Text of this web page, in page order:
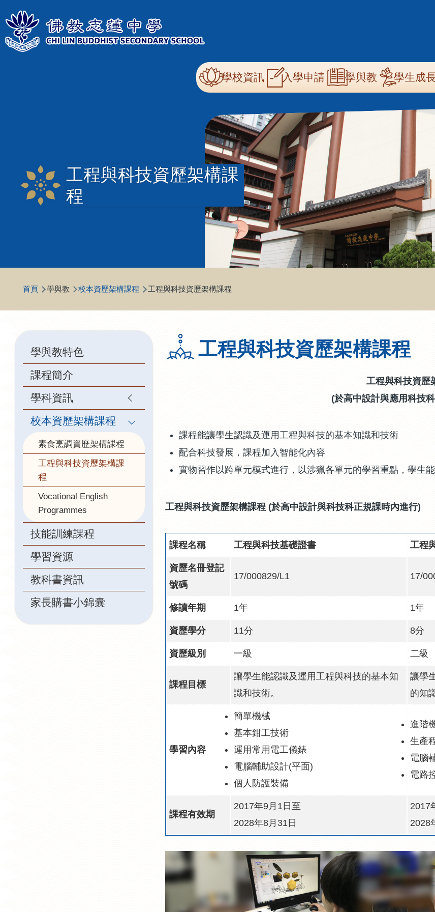
移至主內容
Main
navigation
學校資訊 入學申請 學與教 學生成
工程與科技資歷架構課
程
航
連
結
首頁 學與教 校本資歷架構課程 工程與科技資歷架構課程
工程與科技資歷架構課程
工程與科技資歷
(於高中設計與應用科技
課程能讓學生認識及運用工程與科技的基本知識和技術
配合科技發展，課程加入 智能化內容
實物習作以跨單元模式進行，以涉獵各單元的學習重點，學生
工程與科技資歷架構課程 (於高中設計與科技科正規課時內進行)
課程名稱 工程與科技基礎證書 工程
資歷名冊登記
號碼
17/000829/L1 17/
修讀年期 1年 1年
資歷學分 11分 8分
資歷級別 一級 二級
課程目標
讓學生能認識及運用工程與科技的基本知
識和技術。
讓學
的知
學習內容
簡單機械
基本鉗工技術
運用常用電工儀錶
電腦輔助設計(平面)
個人防護裝備
進階
生產
電腦
電路
課程有效期
2017年9月1日至
2028年8月31日
2017
2028
Main
navigation
學與教特色
課程簡介
學科資訊
校本資歷架構課程
素食烹調資歷架構課程
工程與科技資歷架構課
程
Vocational English
Programmes
技能訓練課程
學習資源
教科書資訊
家長購書小錦囊